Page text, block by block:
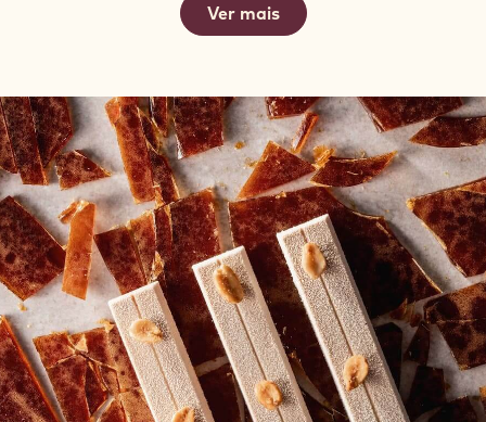
Ver mais